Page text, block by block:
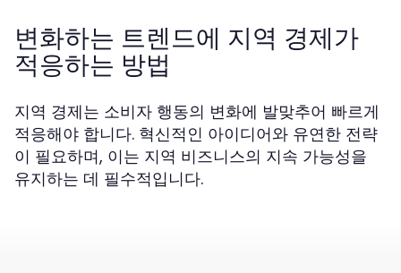
변화하는 트렌드에 지역 경제가
적응하는 방법
지역 경제는 소비자 행동의 변화에 발맞추어 빠르게
적응해야 합니다. 혁신적인 아이디어와 유연한 전략
이 필요하며, 이는 지역 비즈니스의 지속 가능성을
유지하는 데 필수적입니다.